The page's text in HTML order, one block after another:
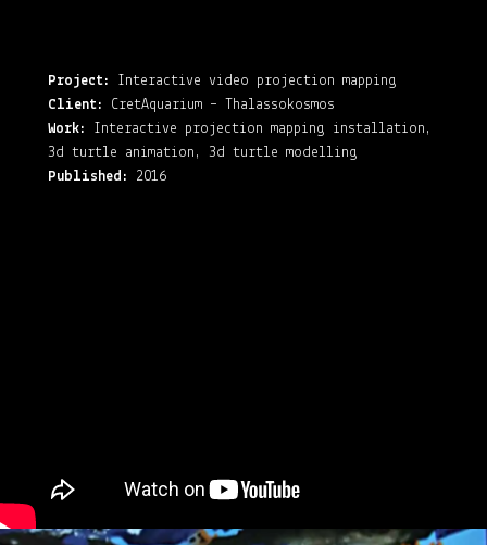
Project:
Interactive video projection mapping
Client:
CretAquarium – Thalassokosmos
Work:
Interactive projection mapping installation,
3d turtle animation, 3d turtle modelling
Published:
2016